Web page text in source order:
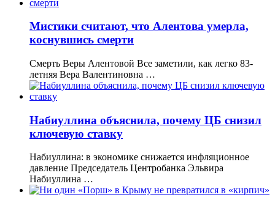
Мистики считают, что Алентова умерла,
коснувшись смерти
Смерть Веры Алентовой Все заметили, как легко 83-
летняя Вера Валентиновна …
Набиуллина объяснила, почему ЦБ снизил
ключевую ставку
Набиуллина: в экономике снижается инфляционное
давление Председатель Центробанка Эльвира
Набиуллина …